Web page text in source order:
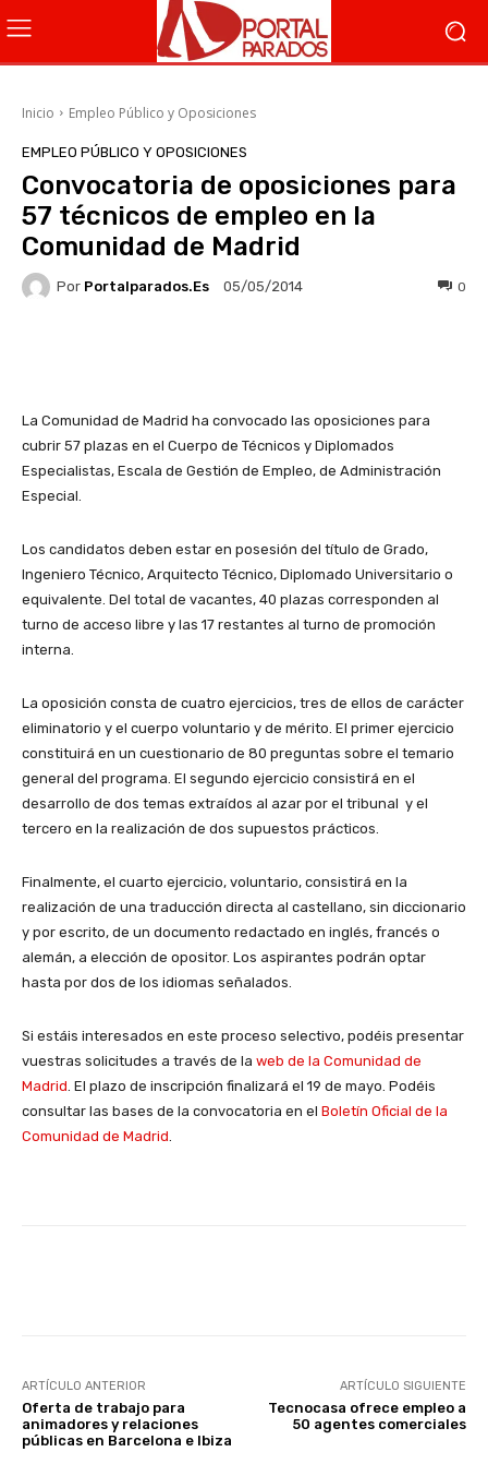
Inicio Empleo Público y Oposiciones
EMPLEO PÚBLICO Y OPOSICIONES
Convocatoria de oposiciones para
57 técnicos de empleo en la
Comunidad de Madrid
Por Portalparados.es 05/05/2014 0
La Comunidad de Madrid ha convocado las oposiciones para
cubrir 57 plazas en el Cuerpo de Técnicos y Diplomados
Especialistas, Escala de Gestión de Empleo, de Administración
Especial.
Los candidatos deben estar en posesión del título de Grado,
Ingeniero Técnico, Arquitecto Técnico, Diplomado Universitario o
equivalente. Del total de vacantes, 40 plazas corresponden al
turno de acceso libre y las 17 restantes al turno de promoción
interna.
La oposición consta de cuatro ejercicios, tres de ellos de carácter
eliminatorio y el cuerpo voluntario y de mérito. El primer ejercicio
constituirá en un cuestionario de 80 preguntas sobre el temario
general del programa. El segundo ejercicio consistirá en el
desarrollo de dos temas extraídos al azar por el tribunal y el
tercero en la realización de dos supuestos prácticos.
Finalmente, el cuarto ejercicio, voluntario, consistirá en la
realización de una traducción directa al castellano, sin diccionario
y por escrito, de un documento redactado en inglés, francés o
alemán, a elección de opositor. Los aspirantes podrán optar
hasta por dos de los idiomas señalados.
Si estáis interesados en este proceso selectivo, podéis presentar
vuestras solicitudes a través de la web de la Comunidad de
Madrid . El plazo de inscripción finalizará el 19 de mayo. Podéis
consultar las bases de la convocatoria en el Boletín Oficial de la
Comunidad de Madrid
ARTÍCULO ANTERIOR
Oferta de trabajo para
animadores y relaciones
públicas en Barcelona e Ibiza
ARTÍCULO SIGUIENTE
Tecnocasa ofrece empleo a
50 agentes comerciales